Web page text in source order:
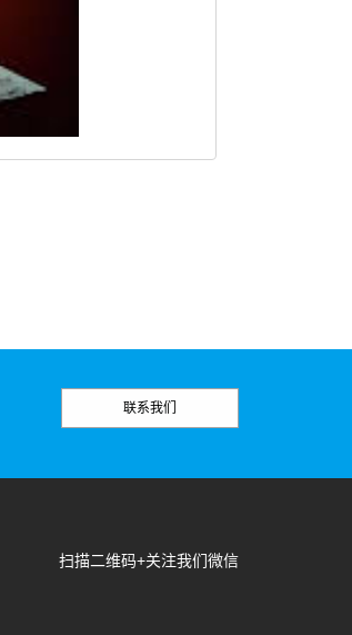
联系我们
扫描二维码+关注我们微信